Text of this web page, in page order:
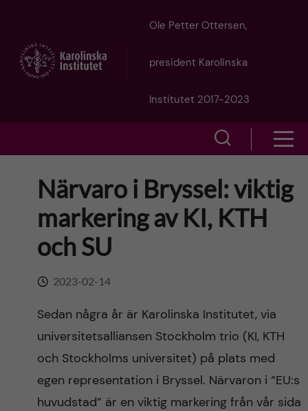
t
Ole Petter Ottersen,
president Karolinska
Institutet 2017-2023
o
w
r
c
h
f
o
n
Närvaro i Bryssel: viktig
markering av KI, KTH
och SU
2023-02-14
Sedan några år är Karolinska Institutet, via
universitetsalliansen Stockholm trio (KI, KTH
och Stockholms universitet) på plats med
egen representation i Bryssel. Närvaron i “EU:s
huvudstad” är en viktig markering från vår sida